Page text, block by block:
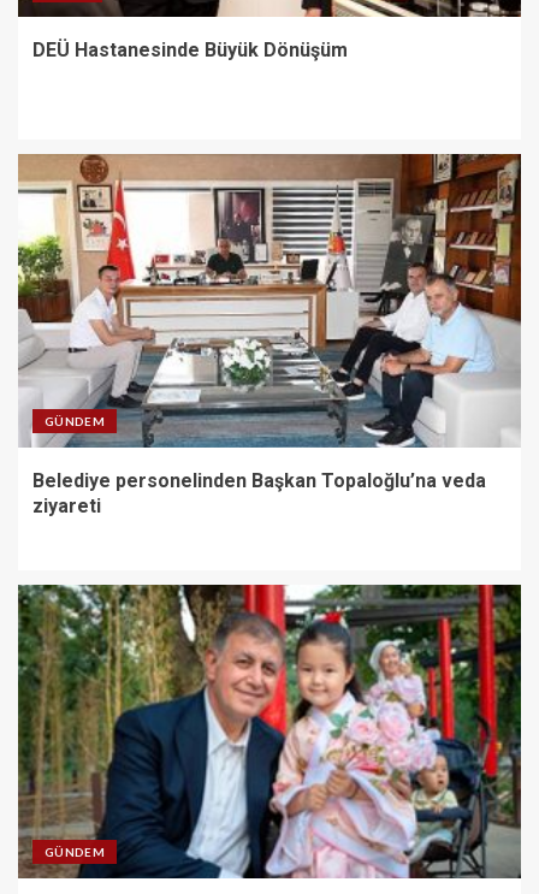
DEÜ Hastanesinde Büyük Dönüşüm
GÜNDEM
Belediye personelinden Başkan Topaloğlu’na veda
ziyareti
GÜNDEM